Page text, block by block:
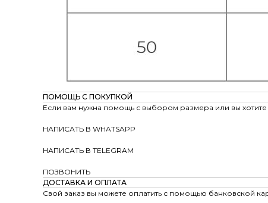
ПОМОЩЬ С ПОКУПКОЙ
Если вам нужна помощь с выбором размера или вы
НАПИСАТЬ В WHATSAPP
НАПИСАТЬ В TELEGRAM
ПОЗВОНИТЬ
ДОСТАВКА И ОПЛАТА
Свой заказ вы можете оплатить с помощью банковской